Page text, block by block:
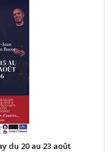
du 20 au 23 août